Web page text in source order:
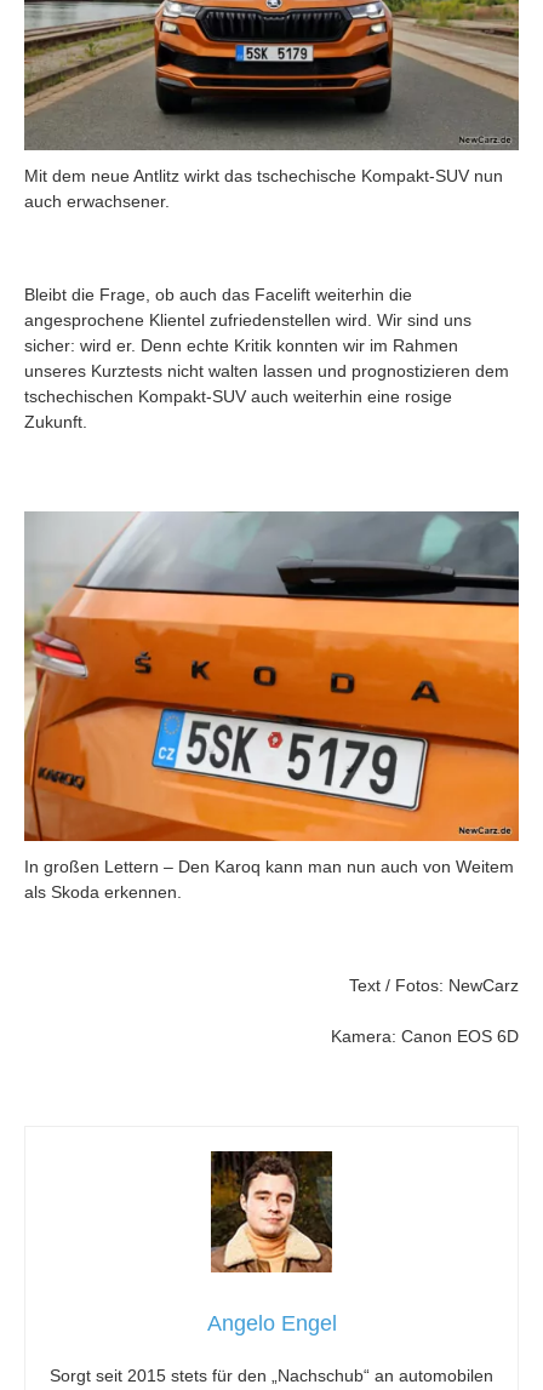
Mit dem neue Antlitz wirkt das tschechische Kompakt-SUV nun
auch erwachsener.
Bleibt die Frage, ob auch das Facelift weiterhin die
angesprochene Klientel zufriedenstellen wird. Wir sind uns
sicher: wird er. Denn echte Kritik konnten wir im Rahmen
unseres Kurztests nicht walten lassen und prognostizieren dem
tschechischen Kompakt-SUV auch weiterhin eine rosige
Zukunft.
In großen Lettern – Den Karoq kann man nun auch von Weitem
als Skoda erkennen.
Text / Fotos: NewCarz
Kamera: Canon EOS 6D
Angelo Engel
Sorgt seit 2015 stets für den „Nachschub“ an automobilen